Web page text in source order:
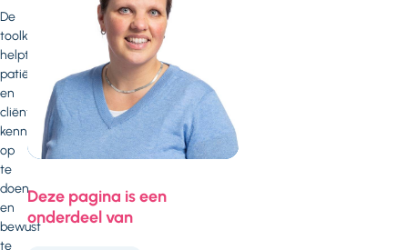
De
toolkit
helpt
patiënten
en
cliënten
kennis
op
te
doen
en
bewust
te
Deze pagina is een
onderdeel van